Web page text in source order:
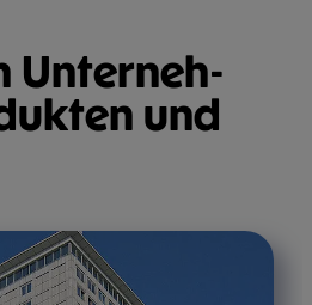
Unter­neh­
und